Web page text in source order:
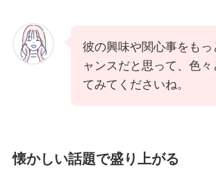
彼の興味や関心事をもっ
ャンスだと思って、色々
てみてくださいね。
懐かしい話題で盛り上がる